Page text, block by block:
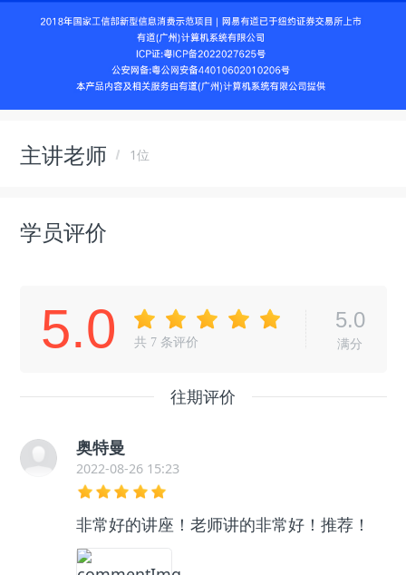
主讲老师 1位
学员评价
5.0 共 7 条评价
5.0
满分
往期评价
奥特曼
2022-08-26 15:23
非常好的讲座！老师讲的非常好！推荐！